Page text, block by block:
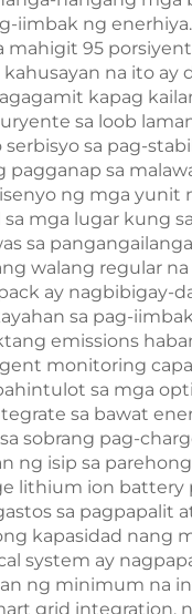
ng
95
na ito
kapag
sa loob
sa pag-
sa
ng mga
mga lugar kung
sa
walang regular
ay nagbibigay-
sa pag-
emissions
monitoring
sa mga
sa bawat
sobrang pag-
ng isip sa
ion battery
sa pagpapalit
kapasidad nang
system ay
ng minimum na
grid integration,